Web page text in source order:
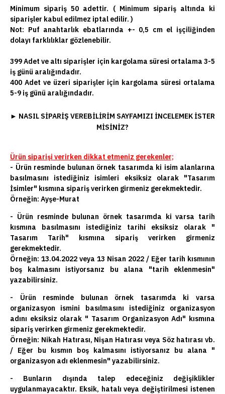
Minimum sipariş 50 adettir. ( Minimum sipariş altında ki
siparişler kabul edilmez iptal edilir. )
Not: Puf anahtarlık ebatlarında +- 0,5 cm el işçiliğinden
dolayı farklılıklar gözlenebilir.
399 Adet ve altı siparişler için kargolama süresi ortalama 3-5
iş günü aralığındadır.
400 Adet ve üzeri siparişler için kargolama süresi ortalama
5-9 iş günü aralığındadır.
► NASIL SIPARIŞ VEREBILIRIM SAYFAMIZI INCELEMEK ISTER
MISINIZ?
Ürün siparişi verirken dikkat etmeniz gerekenler;
- Ürün resminde bulunan örnek tasarımda ki isim alanlarına
basılmasını istediğiniz isimleri eksiksiz olarak "Tasarım
İsimler" kısmına sipariş verirken girmeniz gerekmektedir.
Örneğin: Ayşe-Murat
- Ürün resminde bulunan örnek tasarımda ki varsa tarih
kısmına basılmasını istediğiniz tarihi eksiksiz olarak "
Tasarım Tarih" kısmına sipariş verirken girmeniz
gerekmektedir.
Örneğin: 13.04.2022 veya 13 Nisan 2022 / Eğer tarih kısmının
boş kalmasını istiyorsanız bu alana "tarih eklenmesin"
yazabilirsiniz.
- Ürün resminde bulunan örnek tasarımda ki varsa
organizasyon ismini basılmasını istediğiniz organizasyon
adını eksiksiz olarak " Tasarım Organizasyon Adı" kısmına
sipariş verirken girmeniz gerekmektedir.
Örneğin: Nikah Hatırası, Nişan Hatırası veya Söz hatırası vb.
/ Eğer bu kısmın boş kalmasını istiyorsanız bu alana "
organizasyon adı eklenmesin" yazabilirsiniz.
- Bunların dışında talep edeceğiniz değişiklikler
uygulanmayacaktır. Eksik, hatalı veya değiştirilmesi istenen